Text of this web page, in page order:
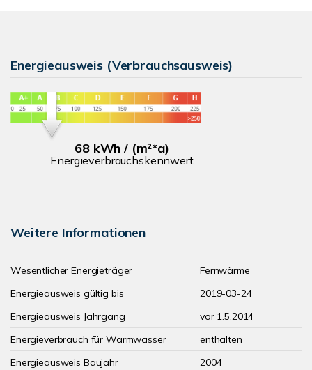
Energieausweis (Verbrauchsausweis)
68 kWh / (m²*a)
Energieverbrauchskennwert
Weitere Informationen
Wesentlicher Energieträger
Fernwärme
Energieausweis gültig bis
2019-03-24
Energieausweis Jahrgang
vor 1.5.2014
Energieverbrauch für Warmwasser
enthalten
Energieausweis Baujahr
2004